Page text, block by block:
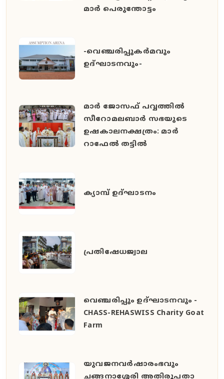
മാർ പെരുന്തോട്ടം
-വെഞ്ചരിപ്പുകർമവും
ഉദ്ഘാടനവും-
മാർ ജോസഫ് പവ്വത്തിൽ
സീറോമലബാർ സഭയുടെ
ഉഷകാലനക്ഷത്രം: മാർ
റാഫേൽ തട്ടിൽ
ക്യാമ്പ് ഉദ്ഘാടനം
പ്രതിഷേധജ്വാല
വെഞ്ചരിപ്പും ഉദ്ഘാടനവും -
CHASS-REHASWISS Charity Goat
Farm
യുവജനവർഷാരംഭവും
ചങ്ങനാശ്ശേരി അതിരൂപതാ